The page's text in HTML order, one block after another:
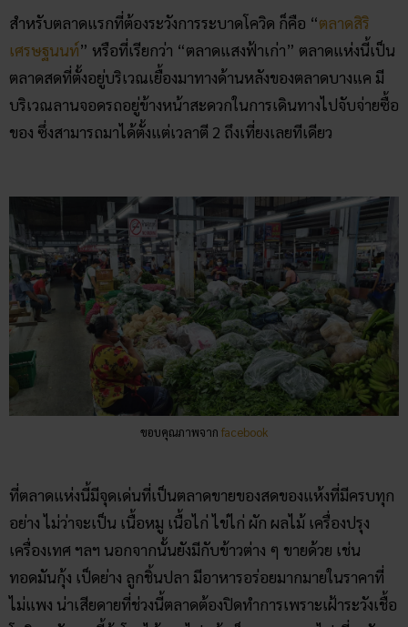
สำหรับตลาดแรกที่ต้องระวังการระบาดโควิด ก็คือ “ตลาดสิริ
เศรษฐนนท์” หรือที่เรียกว่า “ตลาดแสงฟ้าเก่า” ตลาดแห่งนี้เป็น
ตลาดสดที่ตั้งอยู่บริเวณเยื้องมาทางด้านหลังของตลาดบางแค มี
บริเวณลานจอดรถอยู่ข้างหน้าสะดวกในการเดินทางไปจับจ่ายซื้อ
ของ ซึ่งสามารถมาได้ตั้งแต่เวลาตี 2 ถึงเที่ยงเลยทีเดียว
ขอบคุณภาพจาก facebook
ที่ตลาดแห่งนี้มีจุดเด่นที่เป็นตลาดขายของสดของแห้งที่มีครบทุก
อย่าง ไม่ว่าจะเป็น เนื้อหมู เนื้อไก่ ไข่ไก่ ผัก ผลไม้ เครื่องปรุง
เครื่องเทศ ฯลฯ นอกจากนั้นยังมีกับข้าวต่าง ๆ ขายด้วย เช่น
ทอดมันกุ้ง เป็ดย่าง ลูกชิ้นปลา มีอาหารอร่อยมากมายในราคาที่
ไม่แพง น่าเสียดายที่ช่วงนี้ตลาดต้องปิดทำการเพราะเฝ้าระวังเชื้อ